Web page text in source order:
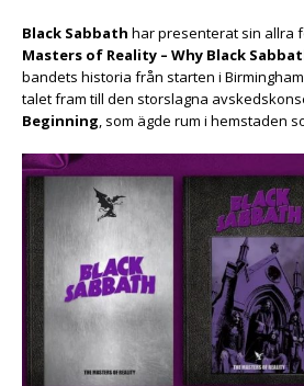
Black Sabbath har presenterat sin allra
Masters of Reality – Why Black
bandets historia från starten i
talet fram till den storslagna
Beginning, som ägde rum i hemstaden